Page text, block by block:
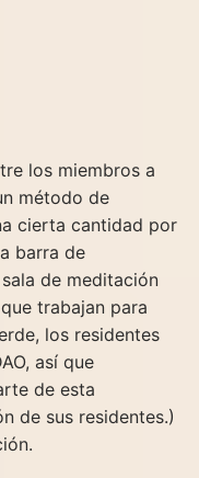
los miembros a
método de
cierta cantidad por
barra de
de meditación
trabajan para
los residentes
así que
de esta
de sus residentes.)